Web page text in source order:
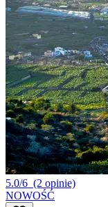
5.0/6 (2 opinie)
NOWOŚĆ